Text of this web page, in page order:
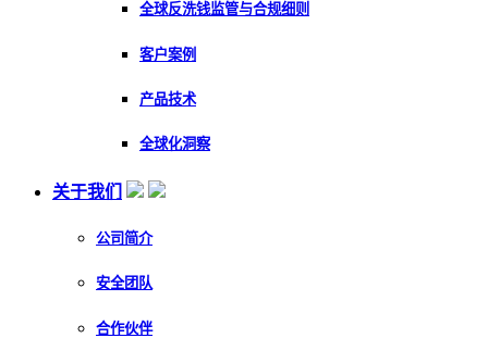
全球反洗钱监管与合规细则
客户案例
产品技术
全球化洞察
关于我们
公司简介
安全团队
合作伙伴